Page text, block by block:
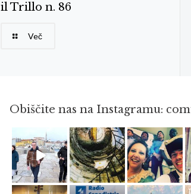
il Trillo n. 86
Več
Obiščite nas na Instagramu:
Feb 16 Avg 3 Maj 23